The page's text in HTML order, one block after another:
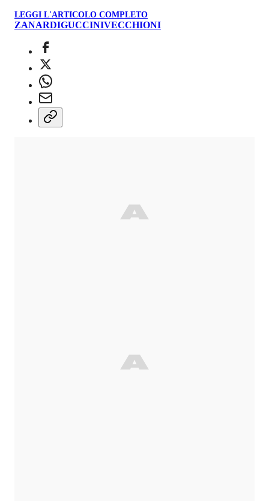
LEGGI L'ARTICOLO COMPLETO
ZANARDIGUCCINIVECCHIONI